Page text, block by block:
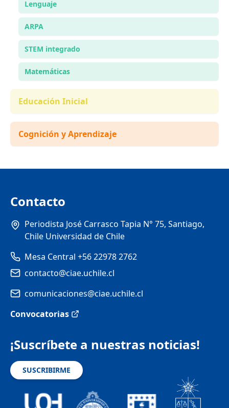
Lenguaje
ARPA
STEM integrado
Matemáticas
Educación Inicial
Cognición y Aprendizaje
Contacto
Periodista José Carrasco Tapia N° 75, Santiago,
Chile Universidad de Chile
Mesa Central +56 22978 2762
contacto@ciae.uchile.cl
comunicaciones@ciae.uchile.cl
Convocatorias
¡Suscríbete a nuestras noticias!
SUSCRIBIRME